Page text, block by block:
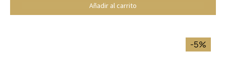
Añadir al carrito
-5%